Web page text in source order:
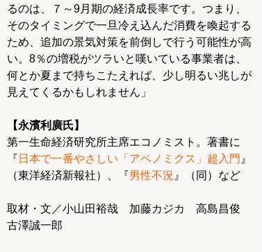
るのは、７～9月期の経済成長率です。つまり、
そのタイミングで一旦冷え込んだ消費を喚起する
ため、追加の景気対策を前倒しで行う可能性が高
い。8％の増税がツラいと嘆いている事業者は、
何とか夏まで持ちこたえれば、少し明るい兆しが
見えてくるかもしれません」
【永濱利廣氏】
第一生命経済研究所主席エコノミスト。著書に
『 日本で一番やさしい「アベノミクス」超入門 』
（東洋経済新報社）、『男性不況 』（同）など
取材・文／小山田裕哉 加藤カジカ 高島昌俊
古澤誠一郎